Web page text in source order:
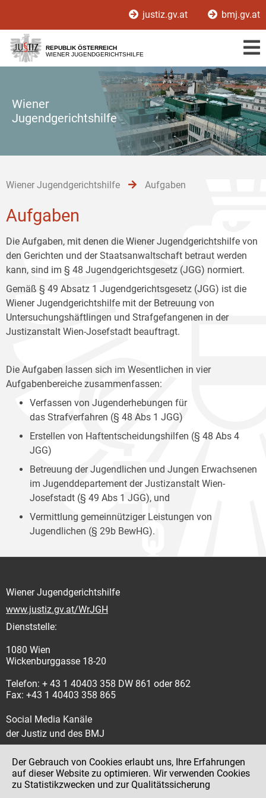
[1]
[2]
[3]
justiz.gv.at bmj.gv.at
REPUBLIK ÖSTERREICH
WIENER JUGENDGERICHTSHILFE
Wiener
Jugendgerichtshilfe
Wiener Jugendgerichtshilfe Aufgaben
Aufgaben
Die Aufgaben, mit denen die Wiener Jugendgerichtshilfe von
den Gerichten und der Staatsanwaltschaft betraut werden
kann, sind im § 48 Jugendgerichtsgesetz (JGG) normiert.
Gemäß § 49 Absatz 1 Jugendgerichtsgesetz (JGG) ist die
Wiener Jugendgerichtshilfe mit der Betreuung von
Untersuchungshäftlingen und Strafgefangenen in der
Justizanstalt Wien-Josefstadt beauftragt.
Die Aufgaben lassen sich im Wesentlichen in vier
Aufgabenbereiche zusammenfassen:
Verfassen von Jugenderhebungen für
das Strafverfahren (§ 48 Abs 1 JGG)
Erstellen von Haftentscheidungshilfen (§ 48 Abs 4
JGG)
Betreuung der Jugendlichen und Jungen Erwachsenen
im Jugenddepartement der Justizanstalt Wien-
Josefstadt (§ 49 Abs 1 JGG), und
Vermittlung gemeinnütziger Leistungen von
Jugendlichen (§ 29b BewHG).
Wiener Jugendgerichtshilfe
www.justiz.gv.at/WrJGH
Dienststelle:
1080 Wien
Wickenburggasse 18-20
Telefon: + 43 1 40403 358 DW 861 oder 862
Fax: +43 1 40403 358 865
Social Media Kanäle
der Justiz und des BMJ
Impressum
Der Gebrauch von Cookies erlaubt uns, Ihre Erfahrungen
auf dieser Website zu optimieren. Wir verwenden Cookies
zu Statistikzwecken und zur Qualitätssicherung